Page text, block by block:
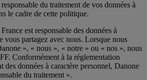
du traitement de vos données à
le cadre de cette politique.
est responsable des données à
vous partagez avec nous. Lorsque nous
», « nous », « notre » ou « nos », nous
Conformément à la réglementation
des données à caractère personnel, Danone
du traitement ».